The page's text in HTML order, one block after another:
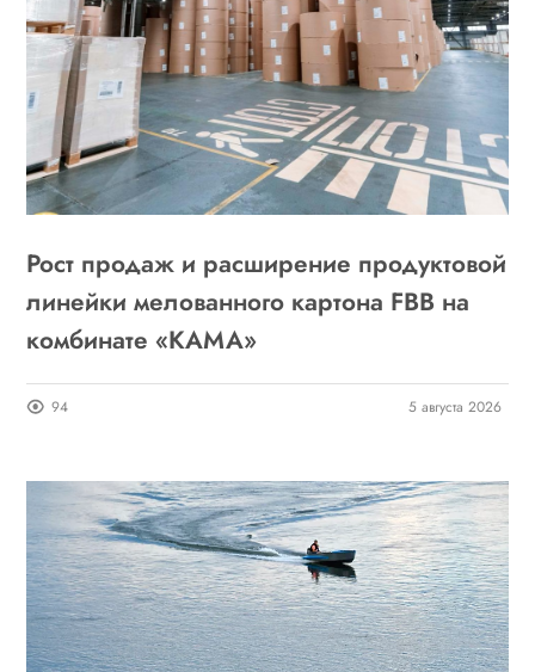
Рост продаж и расширение продуктовой
линейки мелованного картона FBB на
комбинате «КАМА»
94 5 августа 2026